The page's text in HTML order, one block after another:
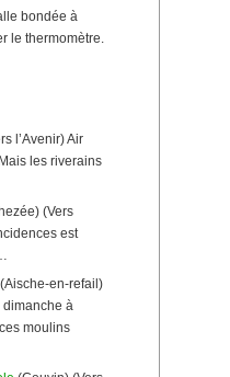
bondée à
le thermomètre.
l’Avenir) Air
les riverains
(Vers
est
(Aische-en-refail)
dimanche à
moulins